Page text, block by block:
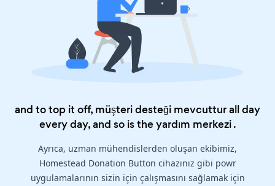
and to top it off, müşteri desteği mevcuttur all day
every day, and so is theyardım merkezi.
Ayrıca, uzman mühendislerden oluşan ekibimiz,
Homestead Donation Button cihazınız gibi powr
uygulamalarının sizin için çalışmasını sağlamak için